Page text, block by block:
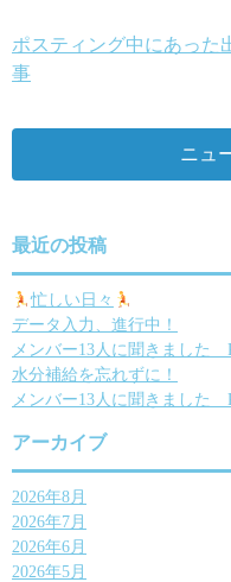
投
ナ
ビ
ー
シ
ョ
ン
ポスティング中にあった
事
ニュ
最近の投稿
忙しい日々
データ入力、進行中！
メンバー13人に聞きました
水分補給を忘れずに！
メンバー13人に聞きました
アーカイブ
2026年8月
2026年7月
2026年6月
2026年5月